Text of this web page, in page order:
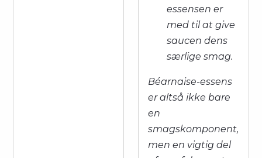
essensen er
med til at give
saucen dens
særlige smag.
Béarnaise-essens
er altså ikke bare
en
smagskomponent,
men en vigtig del